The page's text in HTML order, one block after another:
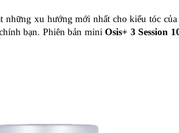
xu hướng mới nhất cho kiểu tóc
bạn. Phiên bản mini Osis+ 3 Session